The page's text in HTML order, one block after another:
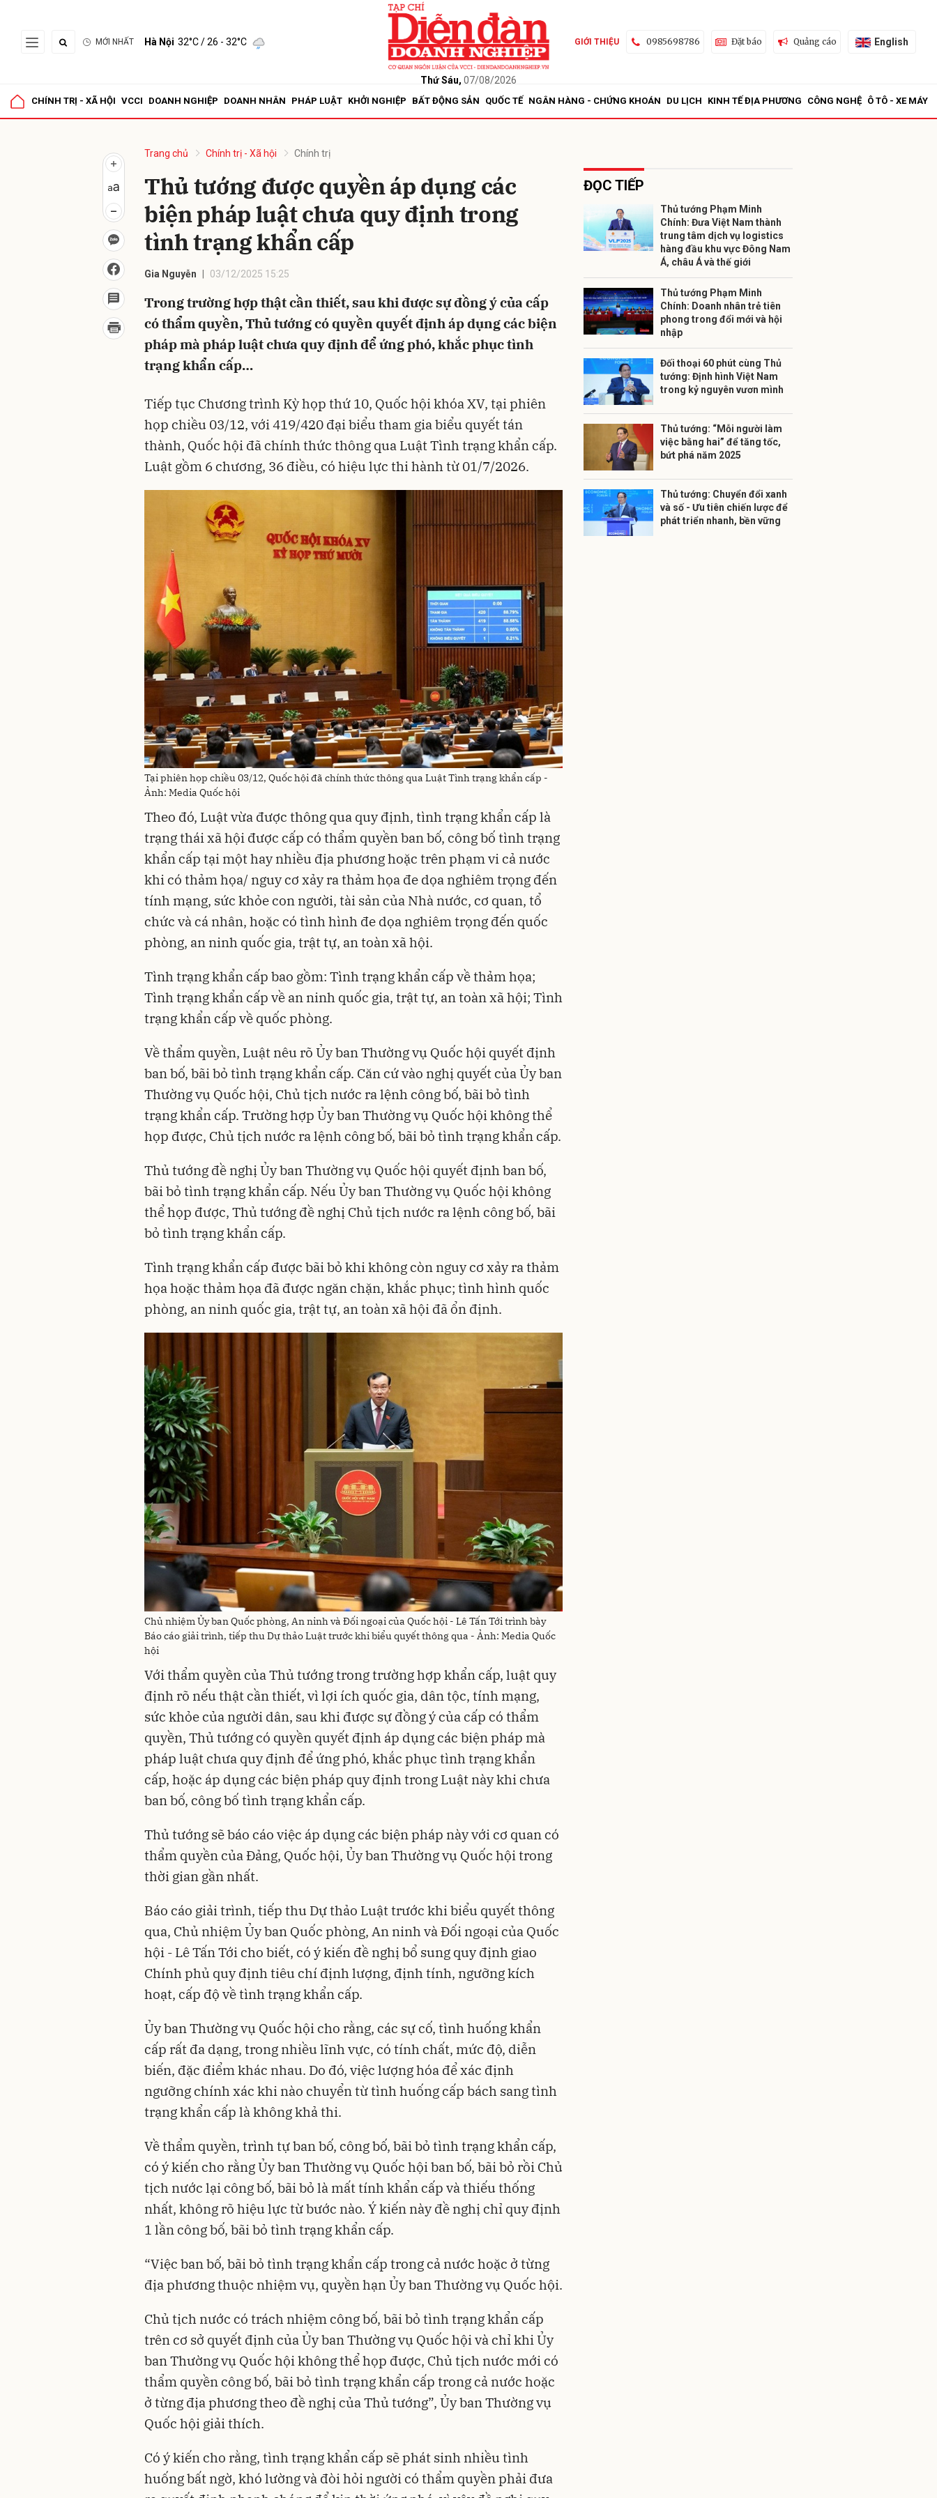
MỚI NHẤT Hà Nội 32°C/ 26 - 32°C
Thứ Sáu, 07/08/2026
GIỚI THIỆU 0985698786 Đặt báo Quảng cáo English
CHÍNH TRỊ - XÃ HỘI VCCI DOANH NGHIỆP DOANH NHÂN PHÁP LUẬT KHỞI NGHIỆP BẤT ĐỘNG SẢN QUỐC TẾ NGÂN HÀNG - CHỨNG KHOÁN DU LỊCH KINH TẾ ĐỊA PHƯƠNG CÔNG NGHỆ Ô TÔ - XE MÁY
Trang chủ Chính trị - Xã hội Chính trị
Thủ tướng được quyền áp dụng các
biện pháp luật chưa quy định trong
tình trạng khẩn cấp
Gia Nguyễn 03/12/2025 15:25
Trong trường hợp thật cần thiết, sau khi được sự đồng ý của cấp
có thẩm quyền, Thủ tướng có quyền quyết định áp dụng các biện
pháp mà pháp luật chưa quy định để ứng phó, khắc phục tình
trạng khẩn cấp…
Tiếp tục Chương trình Kỳ họp thứ 10, Quốc hội khóa XV, tại phiên
họp chiều 03/12, với 419/420 đại biểu tham gia biểu quyết tán
thành, Quốc hội đã chính thức thông qua Luật Tình trạng khẩn cấp.
Luật gồm 6 chương, 36 điều, có hiệu lực thi hành từ 01/7/2026.
Tại phiên họp chiều 03/12, Quốc hội đã chính thức thông qua Luật Tình trạng khẩn cấp -
Ảnh: Media Quốc hội
Theo đó, Luật vừa được thông qua quy định, tình trạng khẩn cấp là
trạng thái xã hội được cấp có thẩm quyền ban bố, công bố tình trạng
khẩn cấp tại một hay nhiều địa phương hoặc trên phạm vi cả nước
khi có thảm họa/ nguy cơ xảy ra thảm họa đe dọa nghiêm trọng đến
tính mạng, sức khỏe con người, tài sản của Nhà nước, cơ quan, tổ
chức và cá nhân, hoặc có tình hình đe dọa nghiêm trọng đến quốc
phòng, an ninh quốc gia, trật tự, an toàn xã hội.
Tình trạng khẩn cấp bao gồm: Tình trạng khẩn cấp về thảm họa;
Tình trạng khẩn cấp về an ninh quốc gia, trật tự, an toàn xã hội; Tình
trạng khẩn cấp về quốc phòng.
Về thẩm quyền, Luật nêu rõ Ủy ban Thường vụ Quốc hội quyết định
ban bố, bãi bỏ tình trạng khẩn cấp. Căn cứ vào nghị quyết của Ủy ban
Thường vụ Quốc hội, Chủ tịch nước ra lệnh công bố, bãi bỏ tình
trạng khẩn cấp. Trường hợp Ủy ban Thường vụ Quốc hội không thể
họp được, Chủ tịch nước ra lệnh công bố, bãi bỏ tình trạng khẩn cấp.
Thủ tướng đề nghị Ủy ban Thường vụ Quốc hội quyết định ban bố,
bãi bỏ tình trạng khẩn cấp. Nếu Ủy ban Thường vụ Quốc hội không
thể họp được, Thủ tướng đề nghị Chủ tịch nước ra lệnh công bố, bãi
bỏ tình trạng khẩn cấp.
Tình trạng khẩn cấp được bãi bỏ khi không còn nguy cơ xảy ra thảm
họa hoặc thảm họa đã được ngăn chặn, khắc phục; tình hình quốc
phòng, an ninh quốc gia, trật tự, an toàn xã hội đã ổn định.
Chủ nhiệm Ủy ban Quốc phòng, An ninh và Đối ngoại của Quốc hội - Lê Tấn Tới trình bày
Báo cáo giải trình, tiếp thu Dự thảo Luật trước khi biểu quyết thông qua - Ảnh: Media Quốc
hội
Với thẩm quyền của Thủ tướng trong trường hợp khẩn cấp, luật quy
định rõ nếu thật cần thiết, vì lợi ích quốc gia, dân tộc, tính mạng,
sức khỏe của người dân, sau khi được sự đồng ý của cấp có thẩm
quyền, Thủ tướng có quyền quyết định áp dụng các biện pháp mà
pháp luật chưa quy định để ứng phó, khắc phục tình trạng khẩn
cấp, hoặc áp dụng các biện pháp quy định trong Luật này khi chưa
ban bố, công bố tình trạng khẩn cấp.
Thủ tướng sẽ báo cáo việc áp dụng các biện pháp này với cơ quan có
thẩm quyền của Đảng, Quốc hội, Ủy ban Thường vụ Quốc hội trong
thời gian gần nhất.
Báo cáo giải trình, tiếp thu Dự thảo Luật trước khi biểu quyết thông
qua, Chủ nhiệm Ủy ban Quốc phòng, An ninh và Đối ngoại của Quốc
hội - Lê Tấn Tới cho biết, có ý kiến đề nghị bổ sung quy định giao
Chính phủ quy định tiêu chí định lượng, định tính, ngưỡng kích
hoạt, cấp độ về tình trạng khẩn cấp.
Ủy ban Thường vụ Quốc hội cho rằng, các sự cố, tình huống khẩn
cấp rất đa dạng, trong nhiều lĩnh vực, có tính chất, mức độ, diễn
biến, đặc điểm khác nhau. Do đó, việc lượng hóa để xác định
ngưỡng chính xác khi nào chuyển từ tình huống cấp bách sang tình
trạng khẩn cấp là không khả thi.
Về thẩm quyền, trình tự ban bố, công bố, bãi bỏ tình trạng khẩn cấp,
có ý kiến cho rằng Ủy ban Thường vụ Quốc hội ban bố, bãi bỏ rồi Chủ
tịch nước lại công bố, bãi bỏ là mất tính khẩn cấp và thiếu thống
nhất, không rõ hiệu lực từ bước nào. Ý kiến này đề nghị chỉ quy định
1 lần công bố, bãi bỏ tình trạng khẩn cấp.
“Việc ban bố, bãi bỏ tình trạng khẩn cấp trong cả nước hoặc ở từng
địa phương thuộc nhiệm vụ, quyền hạn Ủy ban Thường vụ Quốc hội.
Chủ tịch nước có trách nhiệm công bố, bãi bỏ tình trạng khẩn cấp
trên cơ sở quyết định của Ủy ban Thường vụ Quốc hội và chỉ khi Ủy
ban Thường vụ Quốc hội không thể họp được, Chủ tịch nước mới có
thẩm quyền công bố, bãi bỏ tình trạng khẩn cấp trong cả nước hoặc
ở từng địa phương theo đề nghị của Thủ tướng”, Ủy ban Thường vụ
Quốc hội giải thích.
Có ý kiến cho rằng, tình trạng khẩn cấp sẽ phát sinh nhiều tình
huống bất ngờ, khó lường và đòi hỏi người có thẩm quyền phải đưa
ĐỌC TIẾP
Thủ tướng Phạm Minh
Chính: Đưa Việt Nam thành
trung tâm dịch vụ logistics
hàng đầu khu vực Đông Nam
Á, châu Á và thế giới
Thủ tướng Phạm Minh
Chính: Doanh nhân trẻ tiên
phong trong đổi mới và hội
nhập
Đối thoại 60 phút cùng Thủ
tướng: Định hình Việt Nam
trong kỷ nguyên vươn mình
Thủ tướng: “Mỗi người làm
việc bằng hai” để tăng tốc,
bứt phá năm 2025
Thủ tướng: Chuyển đổi xanh
và số - Ưu tiên chiến lược để
phát triển nhanh, bền vững
Gửi